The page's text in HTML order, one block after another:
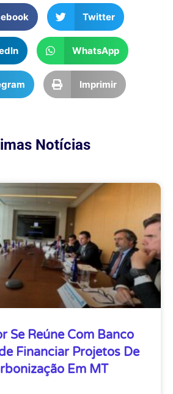
Twitter
WhatsApp
Imprimir
Notícias
Se Reúne Com Banco
Financiar Projetos De
Em MT